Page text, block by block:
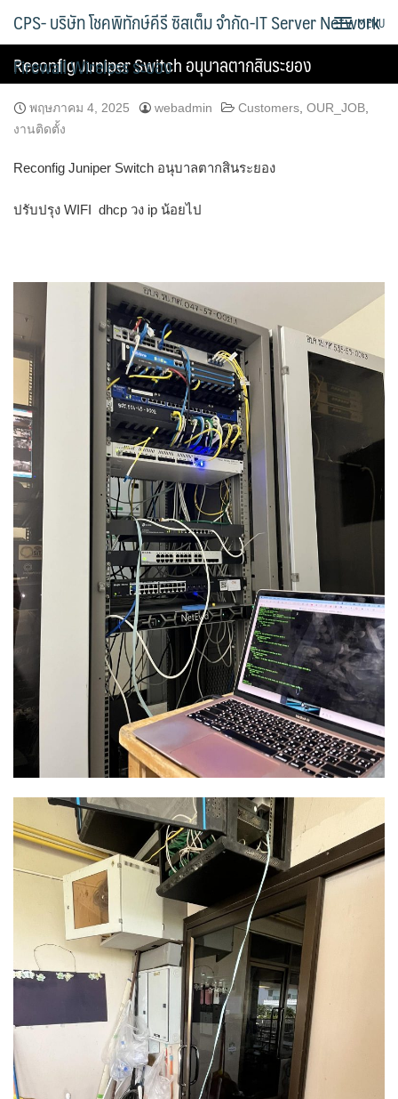
CPS- บริษัท โชคพิทักษ์คีรี ซิสเต็ม จำกัด-IT Server Network
Firewall Wireless ระยอง
MENU
Reconfig Juniper Switch อนุบาลตากสินระยอง
พฤษภาคม 4, 2025 webadmin Customers OUR_JOB
งานติดตั้ง
Reconfig Juniper Switch อนุบาลตากสินระยอง
ปรับปรุง WIFI dhcp วง ip น้อยไป